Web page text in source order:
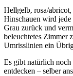
Hellgelb, rosa/
Hinschauen wird jede
Grau zurück und
beleuchtetes Zimmer
Umrisslinien ein
Es gibt natürlich
entdecken – selber